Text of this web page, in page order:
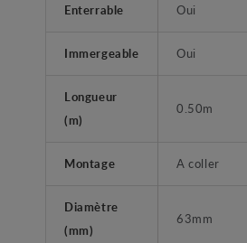
Enterrable Oui
Immergeable Oui
Longueur
(m)
0.50m
Montage A coller
Diamètre
(mm)
63mm